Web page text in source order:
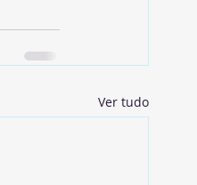
Ver tudo